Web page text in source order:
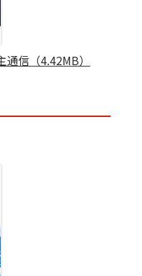
信（4.42MB）